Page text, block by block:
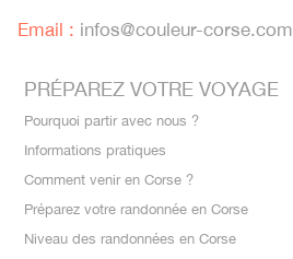
Email : infos@couleur-corse.com
PRÉPAREZ VOTRE VOYAGE
Pourquoi partir avec nous ?
Informations pratiques
Comment venir en Corse ?
Préparez votre randonnée en Corse
Niveau des randonnées en Corse